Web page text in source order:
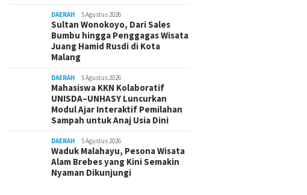
DAERAH 5 Agustus 2026
Sultan Wonokoyo, Dari Sales
Bumbu hingga Penggagas Wisata
Juang Hamid Rusdi di Kota
Malang
DAERAH 5 Agustus 2026
Mahasiswa KKN Kolaboratif
UNISDA–UNHASY Luncurkan
Modul Ajar Interaktif Pemilahan
Sampah untuk Anaj Usia Dini
DAERAH 5 Agustus 2026
Waduk Malahayu, Pesona Wisata
Alam Brebes yang Kini Semakin
Nyaman Dikunjungi